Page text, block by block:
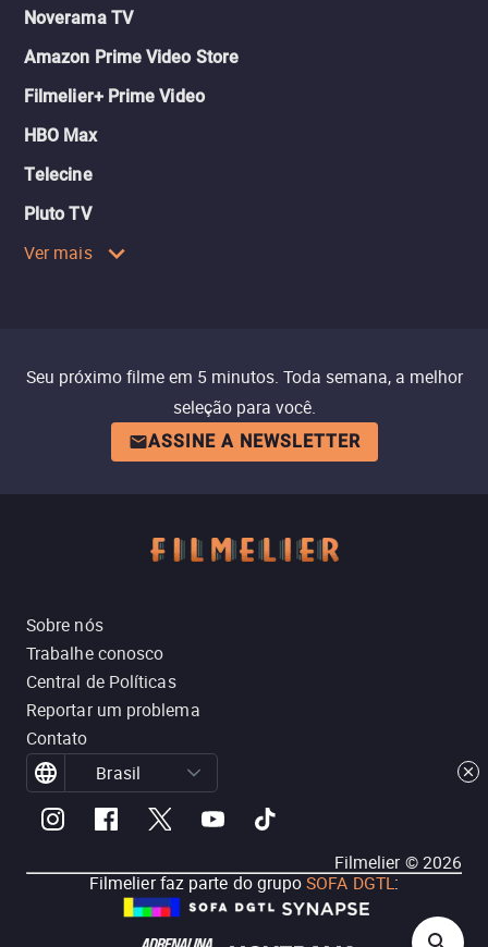
Noverama TV
Amazon Prime Video Store
Filmelier+ Prime Video
HBO Max
Telecine
Pluto TV
Ver mais
Seu próximo filme em 5 minutos. Toda semana, a melhor
seleção para você.
ASSINE A NEWSLETTER
Sobre nós
Trabalhe conosco
Central de Políticas
Reportar um problema
Contato
Brasil
Filmelier ©2026
Filmelier faz parte do grupoSOFA DGTL: